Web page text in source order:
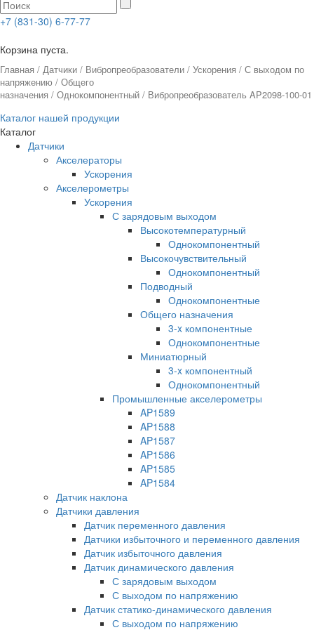
+7 (831-30) 6-77-77
Корзина пуста.
Главная / Датчики / Вибропреобразователи / Ускорения / С выходом по
напряжению / Общего
назначения / Однокомпонентный / Вибропреобразователь AP2098-100-01
Каталог нашей продукции
Каталог
Датчики
Акселераторы
Ускорения
Акселерометры
Ускорения
С зарядовым выходом
Высокотемпературный
Однокомпонентный
Высокочувствительный
Однокомпонентный
Подводный
Однокомпонентные
Общего назначения
3-x компонентные
Однокомпонентные
Миниатюрный
3-x компонентный
Однокомпонентный
Промышленные акселерометры
AP1589
AP1588
AP1587
AP1586
AP1585
AP1584
Датчик наклона
Датчики давления
Датчик переменного давления
Датчики избыточного и переменного давления
Датчик избыточного давления
Датчик динамического давления
С зарядовым выходом
С выходом по напряжению
Датчик статико-динамического давления
С выходом по напряжению